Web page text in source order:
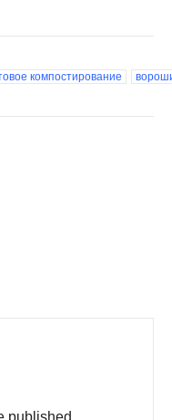
компостирование
published.